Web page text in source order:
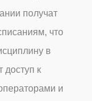
получат
что
в
доступ к
и